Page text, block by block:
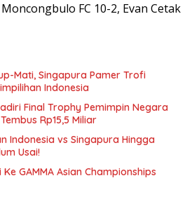
FC 10-2, Evan Cetak
Mati, Singapura Pamer Trofi
Indonesia
Final Trophy Pemimpin Negara
Rp15,5 Miliar
Indonesia vs Singapura Hingga
Usai!
GAMMA Asian Championships